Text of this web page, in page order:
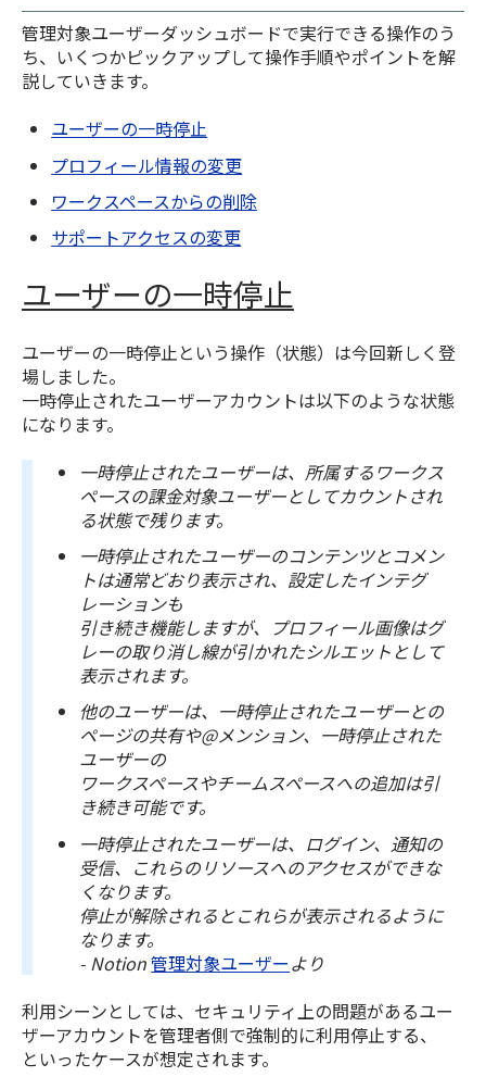
管理対象ユーザーダッシュボードで実行できる操作のう
ち、いくつかピックアップして操作手順やポイントを解
説していきます。
ユーザーの一時停止
プロフィール情報の変更
ワークスペースからの削除
サポートアクセスの変更
ユーザーの一時停止
ユーザーの一時停止という操作（状態）は今回新しく登
場しました。
一時停止されたユーザーアカウントは以下のような状態
になります。
一時停止されたユーザーは、所属するワークス
ペースの課金対象ユーザーとしてカウントされ
る状態で残ります。
一時停止されたユーザーのコンテンツとコメン
トは通常どおり表示され、設定したインテグ
レーションも
引き続き機能しますが、プロフィール画像はグ
レーの取り消し線が引かれたシルエットとして
表示されます。
他のユーザーは、一時停止されたユーザーとの
ページの共有や@メンション、一時停止された
ユーザーの
ワークスペースやチームスペースへの追加は引
き続き可能です。
一時停止されたユーザーは、ログイン、通知の
受信、これらのリソースへのアクセスができな
くなります。
停止が解除されるとこれらが表示されるように
なります。
- Notion管理対象ユーザーより
利用シーンとしては、セキュリティ上の問題があるユー
ザーアカウントを管理者側で強制的に利用停止する、
といったケースが想定されます。